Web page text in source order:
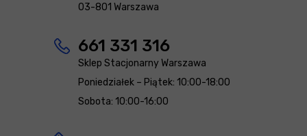
03-801 Warszawa
661 331 316
Sklep Stacjonarny Warszawa
Poniedziałek – Piątek: 10:00-18:00
Sobota: 10:00-16:00